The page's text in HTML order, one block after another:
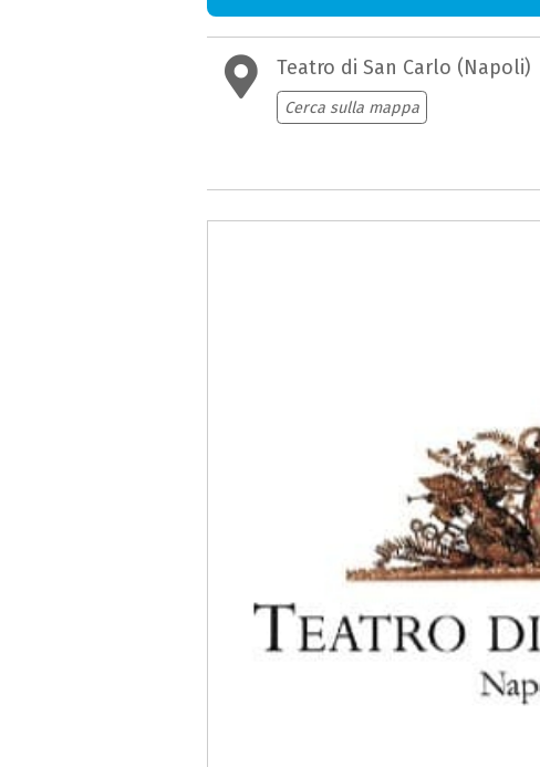
Teatro di San Carlo (Napoli)
Cerca sulla mappa